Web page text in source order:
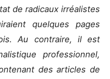
de radicaux irréalistes
quelques pages
Au contraire, il est
professionnel,
des articles de